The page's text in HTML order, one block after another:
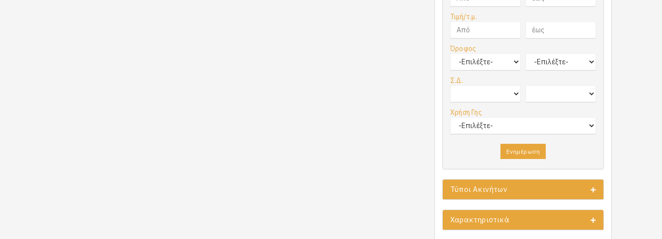
Τιμή/τ.μ.
Όροφος
Σ.Δ.
Χρήση Γης
Ενημέρωση
Τύποι Ακινήτων
Χαρακτηριστικά